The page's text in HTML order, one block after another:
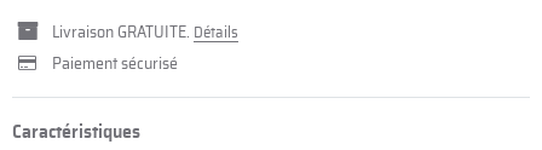
Livraison GRATUITE. Détails
Paiement sécurisé
Caractéristiques